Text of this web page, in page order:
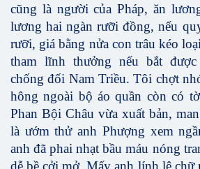
cũng là người của Pháp, ăn
lương hai ngàn rưỡi đồng, nếu
rưỡi, giá bằng nửa con trâu kéo
tham lĩnh thưởng nếu bắt
chống đối Nam Triều. Tôi chợt
hông ngoài bộ áo quần còn có
Phan Bội Châu vừa xuất bản,
là ướm thử anh Phượng xem
anh đã phai nhạt bầu máu nóng
dễ bề cởi mở. Mấy anh lính lệ chữ